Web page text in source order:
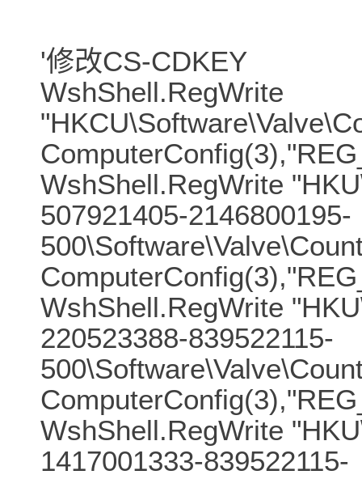
'修改CS-CDKEY
WshShell.RegWrite
WshShell.RegWrite
507921405-2146800195-
WshShell.RegWrite
220523388-839522115-
WshShell.RegWrite
1417001333-839522115-